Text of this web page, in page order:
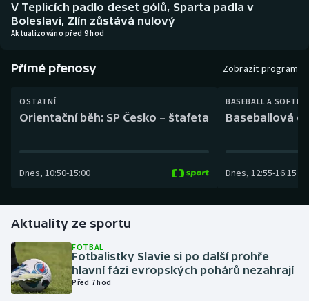
Biatlon
Curling
Florbal
Golf
Gymnastika
Aplikace ČT sport
V Teplicích padlo deset gólů, Sparta padla v
Boleslavi, Zlín zůstává nulový
Aktualizováno před 9 hod
Přímé přenosy Zobrazit program
OSTATNÍ
Orientační běh: SP Česko – štafeta
Dnes, 10:50-15:00
BASEBALL A
Baseballová
Dnes, 12:55-16:15
Aktuality ze sportu
FOTBAL
Fotbalistky Slavie si po další prohře
hlavní fázi evropských pohárů nezahrají
Před 7 hod